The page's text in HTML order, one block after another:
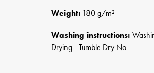
Weight:180 g/m²
Washing instructions:
Drying - Tumble Dry No